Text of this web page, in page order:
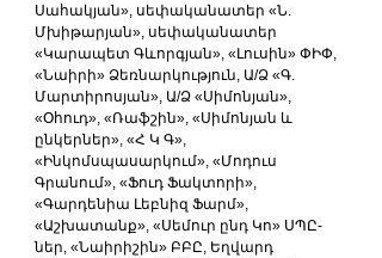
Սահակյան», սեփականատեր «Ն.
Մխիթարյան», սեփականատեր
«Կարապետ Գևորգյան», «Լուսին» ՓԻՓ,
«Նաիրի» Ձեռնարկություն, Ա/Ձ «Գ.
Մարտիրոսյան», Ա/Ձ «Սիմոնյան»,
«Օհուդ», «Ռաֆշին», «Սիմոնյան և
ընկերներ», «Հ Կ Գ»,
«Ինկոմսպասարկում», «Մոդուս
Գրանում», «Ֆուդ Ֆակտորի»,
«Գարդենիա Լեբնիզ Ֆարմ»,
«Աշխատանք», «Սեմուր ընդ Կո» ՍՊԸ-
ներ, «Նաիրիշին» ԲԲԸ, Եղվարդ